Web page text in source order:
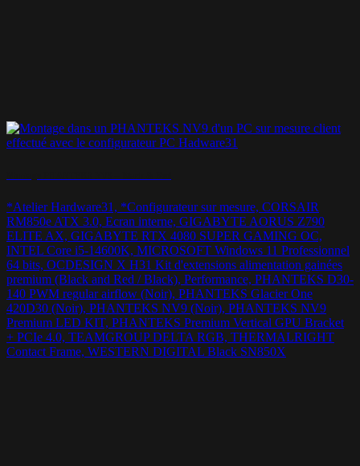
*Atelier Hardware31, *Configurateur sur mesure, CORSAIR
RM850e ATX 3.0, Ecran interne, GIGABYTE AORUS Z790
ELITE AX, GIGABYTE RTX 4080 SUPER GAMING OC,
INTEL Core i5-14600K, MICROSOFT Windows 11 Professionnel
64 bits, OCDESIGN X H31 Kit d'extensions alimentation gainées
premium (Black and Red / Black), Performance, PHANTEKS D30-
140 PWM regular airflow (Noir), PHANTEKS Glacier One
420D30 (Noir), PHANTEKS NV9 (Noir), PHANTEKS NV9
Premium LED KIT, PHANTEKS Premium Vertical GPU Bracket
+ PCIe 4.0, TEAMGROUP DELTA RGB, THERMALRIGHT
Contact Frame, WESTERN DIGITAL Black SN850X